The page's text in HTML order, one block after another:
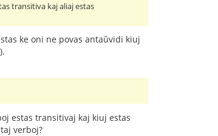
transitiva kaj aliaj estas
ke oni ne povas antaŭvidi kiuj
estas transitivaj kaj kiuj estas
verboj?